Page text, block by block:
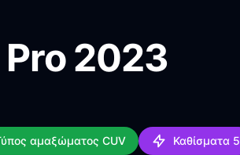
2023
αμαξώματος CUV Καθίσματα 5